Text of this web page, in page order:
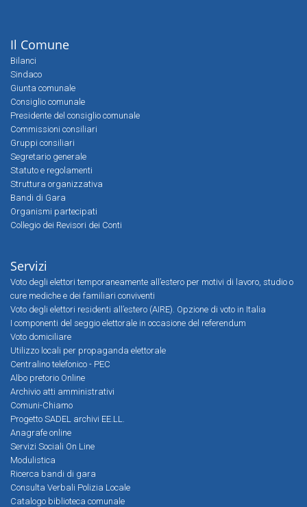
Il Comune
Bilanci
Sindaco
Giunta comunale
Consiglio comunale
Presidente del consiglio comunale
Commissioni consiliari
Gruppi consiliari
Segretario generale
Statuto e regolamenti
Struttura organizzativa
Bandi di Gara
Organismi partecipati
Collegio dei Revisori dei Conti
Servizi
Voto degli elettori temporaneamente all’estero per motivi di lavoro, studio o
cure mediche e dei familiari conviventi
Voto degli elettori residenti all’estero (AIRE). Opzione di voto in Italia
I componenti del seggio elettorale in occasione del referendum
Voto domiciliare
Utilizzo locali per propaganda elettorale
Centralino telefonico - PEC
Albo pretorio Online
Archivio atti amministrativi
Comuni-Chiamo
Progetto SADEL archivi EE.LL.
Anagrafe online
Servizi Sociali On Line
Modulistica
Ricerca bandi di gara
Consulta Verbali Polizia Locale
Catalogo biblioteca comunale